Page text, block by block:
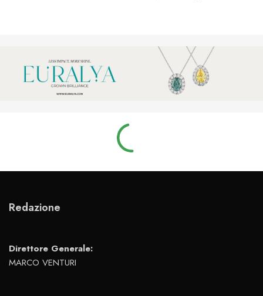
Redazione
Direttore Generale:
MARCO VENTURI